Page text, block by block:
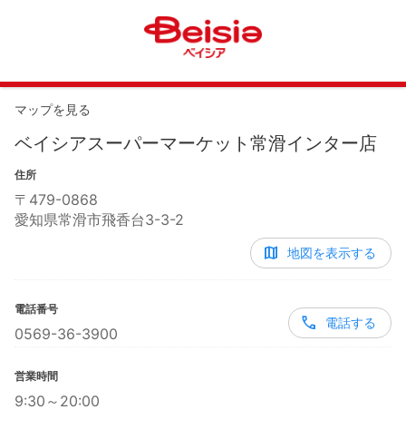
マップを見る
ベイシアスーパーマーケット常滑インター店
住所
〒 479-0868
愛知県常滑市飛香台3-3-2
地図を表示する
電話番号
0569-36-3900
電話する
営業時間
9:30～20:00